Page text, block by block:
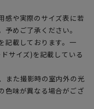
感や実際のサイズ表に若
めご了承ください。
記載しております。一
サイズ)を記載している
また撮影時の室内外の光
色味が異なる場合がござ